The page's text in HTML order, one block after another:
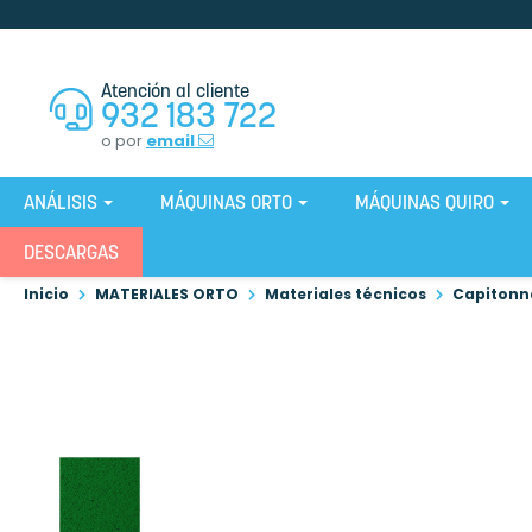
Atención al cliente
932 183 722
o por email
ANÁLISIS MÁQUINAS ORTO MÁQUINAS QUIRO
DESCARGAS
Inicio MATERIALES ORTO Materiales técnicos